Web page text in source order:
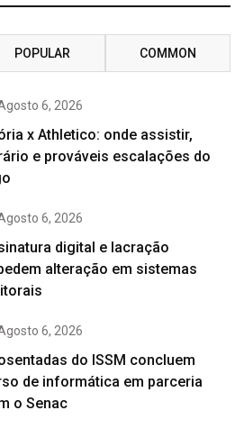
POPULAR COMMON
6, 2026
x Athletico: onde assistir,
e prováveis escalações do
6, 2026
digital e lacração
alteração em sistemas
6, 2026
do ISSM concluem
de informática em parceria
o Senac